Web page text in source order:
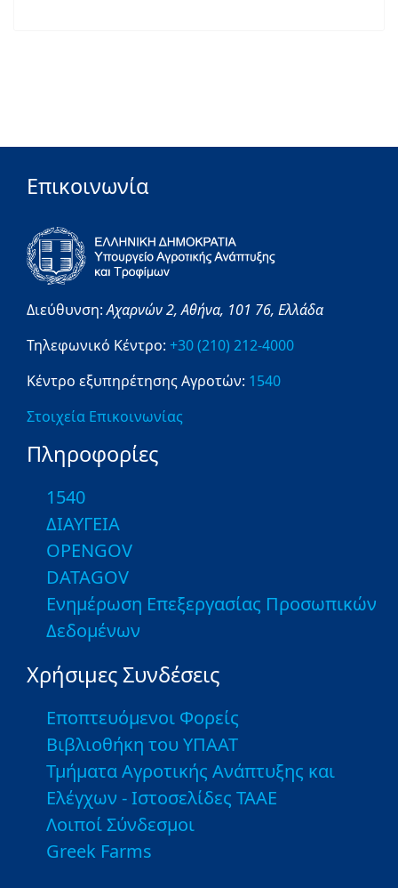
Επικοινωνία
Διεύθυνση:Αχαρνών 2,Αθήνα, 101 76, Ελλάδα
Τηλεφωνικό Κέντρο: +30 (210) 212-4000
Κέντρο εξυπηρέτησης Αγροτών: 1540
Στοιχεία Επικοινωνίας
Πληροφορίες
1540
ΔΙΑΥΓΕΙΑ
OPENGOV
DATAGOV
Ενημέρωση Επεξεργασίας Προσωπικών
Δεδομένων
Χρήσιμες Συνδέσεις
Εποπτευόμενοι Φορείς
Βιβλιοθήκη του ΥΠΑΑΤ
Τμήματα Αγροτικής Ανάπτυξης και
Ελέγχων - Ιστοσελίδες ΤΑΑΕ
Λοιποί Σύνδεσμοι
Greek Farms